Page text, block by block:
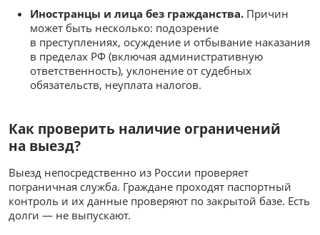
Иностранцы и лица без гражданства. Причин
может быть несколько: подозрение
в преступлениях, осуждение и отбывание наказания
в пределах РФ (включая административную
ответственность), уклонение от судебных
обязательств, неуплата налогов.
Как проверить наличие ограничений
на выезд?
Выезд непосредственно из России проверяет
пограничная служба. Граждане проходят паспортный
контроль и их данные проверяют по закрытой базе. Есть
долги — не выпускают.